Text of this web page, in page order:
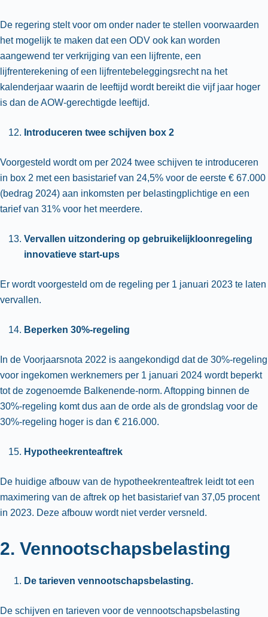
De regering stelt voor om onder nader te stellen voorwaarden
het mogelijk te maken dat een ODV ook kan worden
aangewend ter verkrijging van een lijfrente, een
lijfrenterekening of een lijfrentebeleggingsrecht na het
kalenderjaar waarin de leeftijd wordt bereikt die vijf jaar hoger
is dan de AOW-gerechtigde leeftijd.
Introduceren twee schijven box 2
Voorgesteld wordt om per 2024 twee schijven te introduceren
in box 2 met een basistarief van 24,5% voor de eerste € 67.000
(bedrag 2024) aan inkomsten per belastingplichtige en een
tarief van 31% voor het meerdere.
Vervallen uitzondering op gebruikelijkloonregeling
innovatieve start-ups
Er wordt voorgesteld om de regeling per 1 januari 2023 te laten
vervallen.
Beperken 30%-regeling
In de Voorjaarsnota 2022 is aangekondigd dat de 30%-regeling
voor ingekomen werknemers per 1 januari 2024 wordt beperkt
tot de zogenoemde Balkenende-norm. Aftopping binnen de
30%-regeling komt dus aan de orde als de grondslag voor de
30%-regeling hoger is dan € 216.000.
Hypotheekrenteaftrek
De huidige afbouw van de hypotheekrenteaftrek leidt tot een
maximering van de aftrek op het basistarief van 37,05 procent
in 2023. Deze afbouw wordt niet verder versneld.
2. Vennootschapsbelasting
De tarieven vennootschapsbelasting.
De schijven en tarieven voor de vennootschapsbelasting